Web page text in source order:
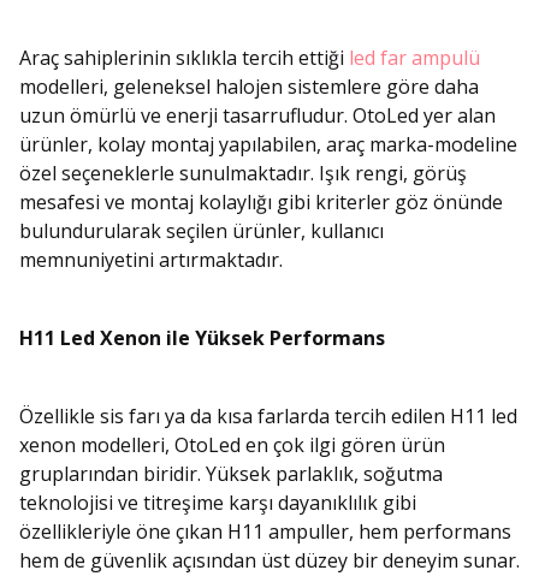
Araç sahiplerinin sıklıkla tercih ettiği led far ampulü
modelleri, geleneksel halojen sistemlere göre daha
uzun ömürlü ve enerji tasarrufludur. OtoLed yer alan
ürünler, kolay montaj yapılabilen, araç marka-modeline
özel seçeneklerle sunulmaktadır. Işık rengi, görüş
mesafesi ve montaj kolaylığı gibi kriterler göz önünde
bulundurularak seçilen ürünler, kullanıcı
memnuniyetini artırmaktadır.
H11 Led Xenon ile Yüksek Performans
Özellikle sis farı ya da kısa farlarda tercih edilen H11 led
xenon modelleri, OtoLed en çok ilgi gören ürün
gruplarından biridir. Yüksek parlaklık, soğutma
teknolojisi ve titreşime karşı dayanıklılık gibi
özellikleriyle öne çıkan H11 ampuller, hem performans
hem de güvenlik açısından üst düzey bir deneyim sunar.